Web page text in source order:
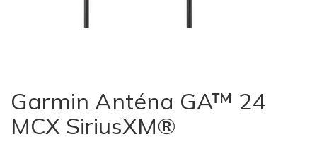
Garmin Anténa GA™ 24
MCX SiriusXM®